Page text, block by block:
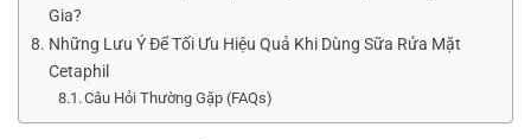
Gia?
Những Lưu Ý Để Tối Ưu Hiệu Quả Khi Dùng Sữa Rửa Mặt
Cetaphil
Câu Hỏi Thường Gặp (FAQs)